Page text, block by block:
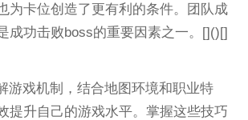
为卡位创造了更有利的条件。团队成
成功击败boss的重要因素之一。[]()[]
游戏机制，结合地图环境和职业特
提升自己的游戏水平。掌握这些技巧